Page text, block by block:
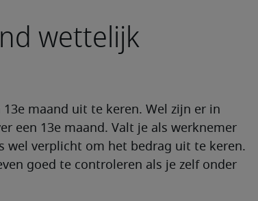
wettelijk
maand uit te keren. Wel zijn er in
een 13e maand. Valt je als werknemer
wel verplicht om het bedrag uit te keren.
goed te controleren als je zelf onder